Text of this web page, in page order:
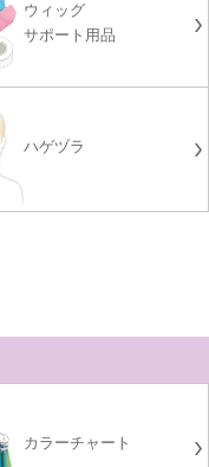
ウィッグ
サポート用品
ハゲヅラ
カラーチャート